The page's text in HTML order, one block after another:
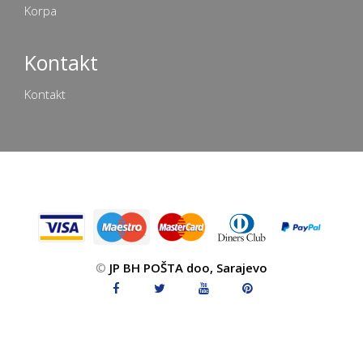
Korpa
Kontakt
Kontakt
© JP BH POŠTA doo, Sarajevo